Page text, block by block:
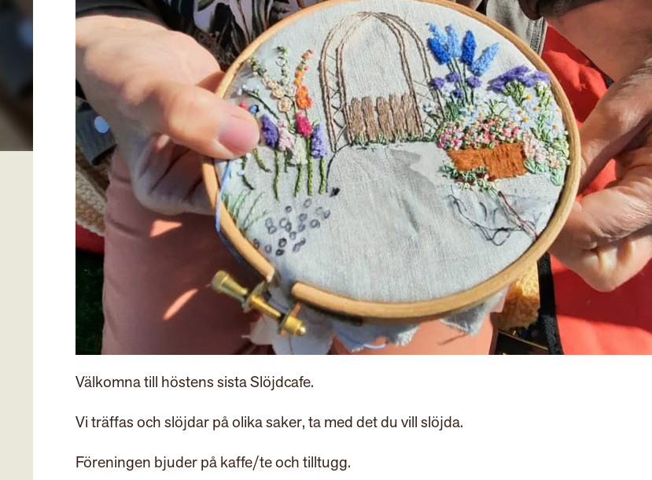
Välkomna till höstens sista Slöjdcafe.
Vi träffas och slöjdar på olika saker, ta med det du vill slöjda.
Föreningen bjuder på kaffe/te och tilltugg.